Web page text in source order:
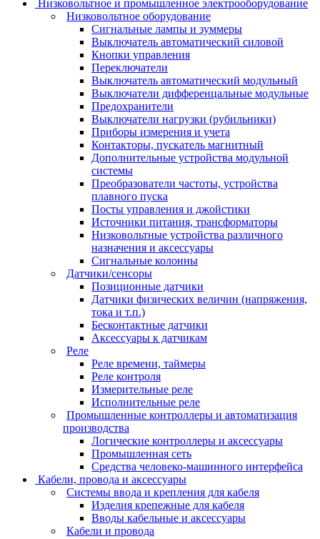
Низковольтное и промышленное электрооборудование
Низковольтное оборудование
Сигнальные лампы и зуммеры
Выключатель автоматический силовой
Кнопки управления
Переключатели
Выключатель автоматический модульный
Выключатели дифференцальные модульные
Предохранители
Выключатели нагрузки (рубильники)
Приборы измерения и учета
Контакторы, пускатель магнитный
Дополнительные устройства модульной
системы
Преобразователи частоты, устройства
плавного пуска
Посты управления и джойстики
Источники питания, трансформаторы
Низковольтные устройства различного
назначения и аксессуары
Сигнальные колонны
Датчики/сенсоры
Позиционные датчики
Датчики физических величин (напряжения,
тока и т.п.)
Бесконтактные датчики
Аксессуары к датчикам
Реле
Реле времени, таймеры
Реле контроля
Измерительные реле
Исполнительные реле
Промышленные контроллеры и автоматизация
производства
Логические контроллеры и аксессуары
Промышленная сеть
Средства человеко-машинного интерфейса
Кабели, провода и аксессуары
Системы ввода и крепления для кабеля
Изделия крепежные для кабеля
Вводы кабельные и аксессуары
Кабели и провода